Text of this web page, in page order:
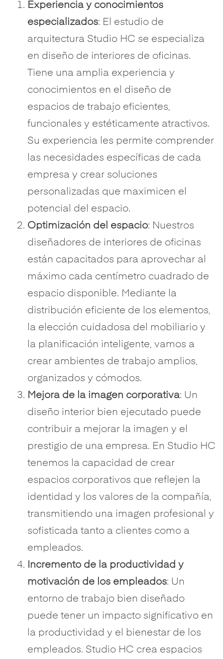
Experiencia y conocimientos
especializados: El estudio de
arquitectura Studio HC se especializa
en diseño de interiores de oficinas.
Tiene una amplia experiencia y
conocimientos en el diseño de
espacios de trabajo eficientes,
funcionales y estéticamente atractivos.
Su experiencia les permite comprender
las necesidades específicas de cada
empresa y crear soluciones
personalizadas que maximicen el
potencial del espacio.
Optimización del espacio: Nuestros
diseñadores de interiores de oficinas
están capacitados para aprovechar al
máximo cada centímetro cuadrado de
espacio disponible. Mediante la
distribución eficiente de los elementos,
la elección cuidadosa del mobiliario y
la planificación inteligente, vamos a
crear ambientes de trabajo amplios,
organizados y cómodos.
Mejora de la imagen corporativa: Un
diseño interior bien ejecutado puede
contribuir a mejorar la imagen y el
prestigio de una empresa. En Studio HC
tenemos la capacidad de crear
espacios corporativos que reflejen la
identidad y los valores de la compañía,
transmitiendo una imagen profesional y
sofisticada tanto a clientes como a
empleados.
Incremento de la productividad y
motivación de los empleados: Un
entorno de trabajo bien diseñado
puede tener un impacto significativo en
la productividad y el bienestar de los
empleados. Studio HC crea espacios